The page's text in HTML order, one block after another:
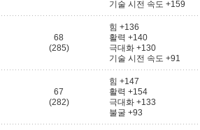
기술 시전 속도 +159
68
(285)
힘 +136
활력 +140
극대화 +130
기술 시전 속도 +91
67
(282)
힘 +147
활력 +154
극대화 +133
불굴 +93